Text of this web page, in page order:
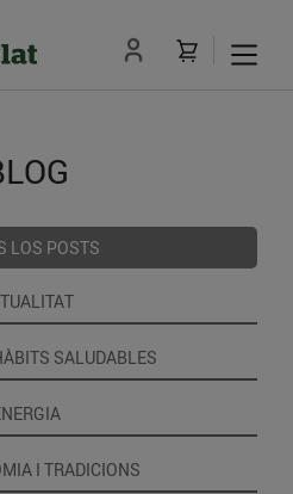
LOS POSTS
SALUDABLES
I TRADICIONS